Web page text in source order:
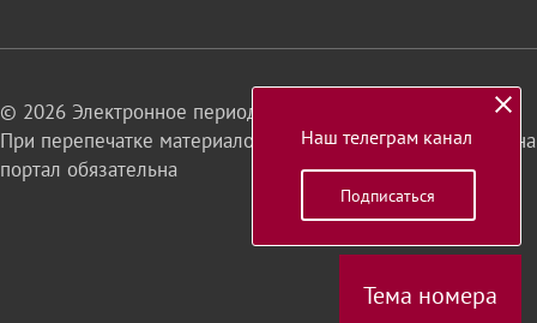
Тема номера
© 2026 Электронное периодическое издание «Татарстан»
При перепечатке материалов или их фрагментов ссылка на
портал обязательна
Наш телеграм канал
Подписаться